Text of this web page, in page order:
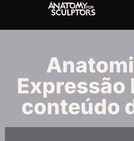
Expressão
conteúdo